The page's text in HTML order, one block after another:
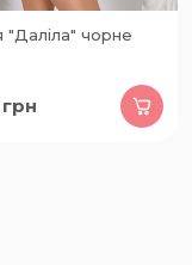
"Даліла" чорне
грн